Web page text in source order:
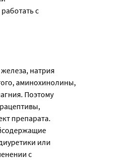
с
натрия
аминохинолины,
Поэтому
препарата.
или
с